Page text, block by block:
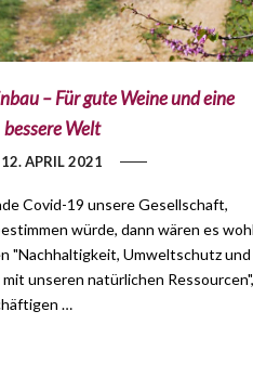
– Für gute Weine und eine
bessere Welt
12. APRIL 2021
Covid-19 unsere Gesellschaft,
würde, dann wären es
"Nachhaltigkeit, Umweltschutz und
unseren natürlichen Ressourcen",
…